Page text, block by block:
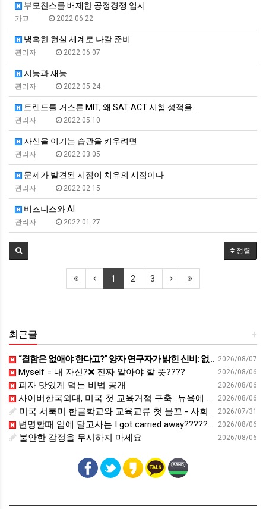
부모찬스를 배제한 공정경쟁 입시
가교 2022.06.22
냉혹한 현실 세계로 나갈 준비
관리자 2022.06.07
지능과 재능
관리자 2022.05.24
트랜드를 거스른 MIT, 왜 SAT·ACT 시험 성적을…
관리자 2022.05.10
자신을 이기는 습관을 키우려면
관리자 2022.03.05
문제가 발견된 시점이 치유의 시점이다
관리자 2022.02.15
비즈니스와 AI
관리자 2022.01.27
정렬
1 2 3
+
최근글
2026/08/07
“결함은 없애야 한다고?” 양자 연구자가 밝힌 신비: 없애려던 흠이 무기가 되는 방법 | 이정현 KIST 양자기술연구단 선임연구원 | 양자 컴퓨터 인생 | 세바시 2121회
2026/08/06
Myself = 내 자신?❌ 진짜 알아야 할 뜻????
2026/08/06
피자 맛있게 먹는 비법 공개
2026/08/06
사이버한국외대, 미국 첫 교육거점 구축…뉴욕에 미주글로벌센터 개소 - 재외동포신문
2026/07/31
미국 서북미 한글학교와 교육교류 첫 물꼬 - 사회적경제뉴스
2026/08/06
변명할때 입에 달고사는 I got carried away????????
2026/08/06
불안한 감정을 무시하지 마세요